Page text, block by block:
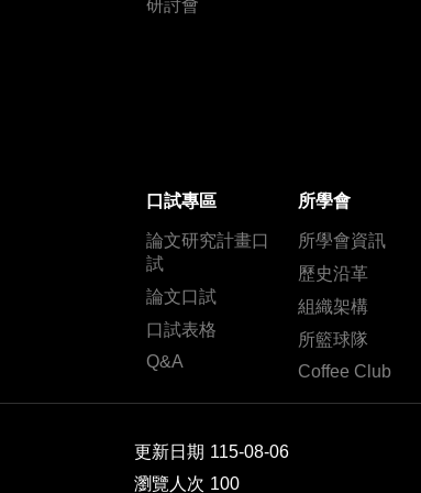
研討會
口試專區
論文研究計畫口
試
論文口試
口試表格
Q&A
所學會
所學會資訊
歷史沿革
組織架構
所籃球隊
Coffee Club
更新日期 115-08-06
瀏覽人次 100